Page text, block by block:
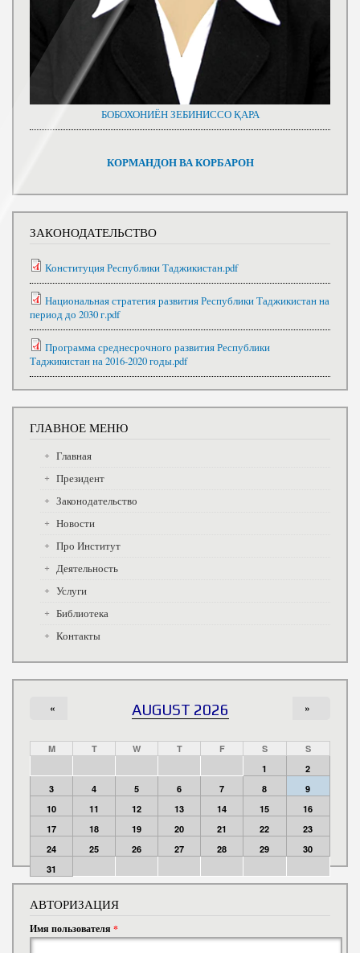
БОБОХОНИЁН ЗЕБИНИССО ҚАРА
КОРМАНДОН ВА КОРБАРОН
ЗАКОНОДАТЕЛЬСТВО
Конституция Республики Таджикистан.pdf
Национальная стратегия развития Республики Таджикистан на
период до 2030 г.pdf
Программа среднесрочного развития Республики
Таджикистан на 2016-2020 годы.pdf
ГЛАВНОЕ МЕНЮ
Главная
Президент
Законодательство
Новости
Про Институт
Деятельность
Услуги
Библиотека
Контакты
AUGUST 2026
« »
M T W T F S
S
1
2
3
4 5 6 7 8
9
10
11 12 13 14 15
16
17
18 19 20 21 22
23
24
25 26 27 28 29
30
31
АВТОРИЗАЦИЯ
Имя пользователя *